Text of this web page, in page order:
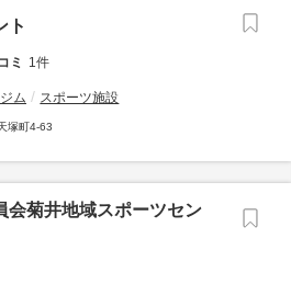
ト
ミ 1件
ム スポーツ施設
塚町4-63
菊井地域スポーツセン